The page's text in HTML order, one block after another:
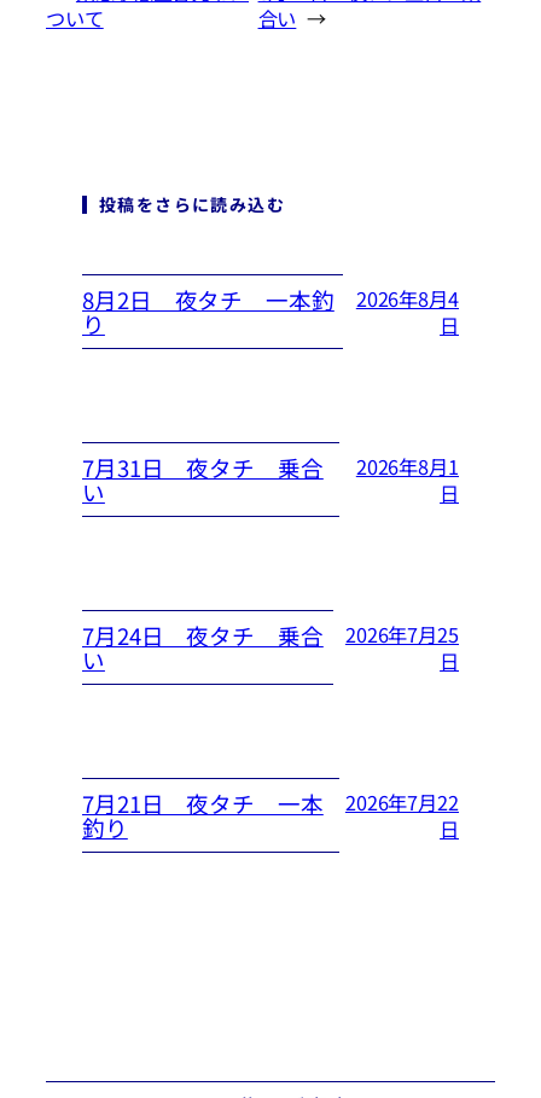
ついて
合い →
投稿をさらに読み込む
8月2日 夜タチ 一本釣
り
2026年8月4
日
7月31日 夜タチ 乗合
い
2026年8月1
日
7月24日 夜タチ 乗合
い
2026年7月25
日
7月21日 夜タチ 一本
釣り
2026年7月22
日